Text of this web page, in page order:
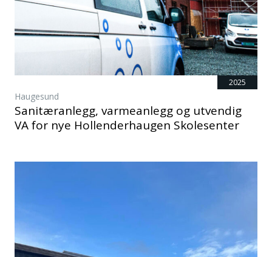
2025
Haugesund
Sanitæranlegg, varmeanlegg og utvendig
VA for nye Hollenderhaugen Skolesenter